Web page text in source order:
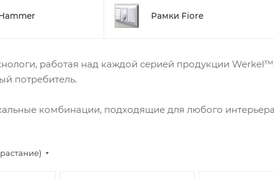
Рамки Fiore
работая над каждой серией продукции
потребитель.
комбинации, подходящие для любого